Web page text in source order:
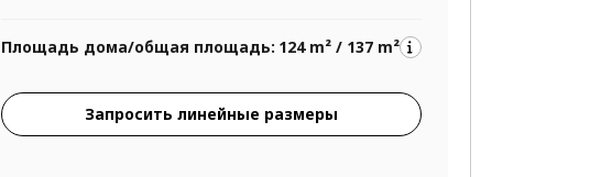
Площадь дома/общая площадь: 124 m² / 137 m²
Запросить линейные размеры